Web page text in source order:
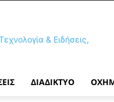
ΔΙΑΔΊΚΤΥΟ